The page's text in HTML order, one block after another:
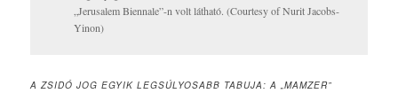
„Jerusalem Biennale”-n volt látható. (Courtesy of Nurit Jacobs-
Yinon)
A ZSIDÓ JOG EGYIK LEGSÚLYOSABB TABUJA: A „MAMZER”